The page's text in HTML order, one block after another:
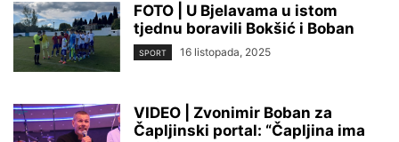
FOTO | U Bjelavama u istom
tjednu boravili Bokšić i Boban
SPORT 16 listopada, 2025
VIDEO | Zvonimir Boban za
Čapljinski portal: “Čapljina ima